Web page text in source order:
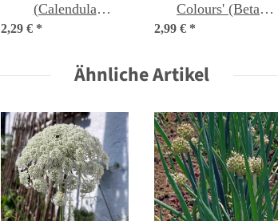
(Calendula
officinalis) Bio
2,29 € *
Colours' (Beta
vulgaris ssp.vulgaris)
2,99 € *
Ähnliche Artikel